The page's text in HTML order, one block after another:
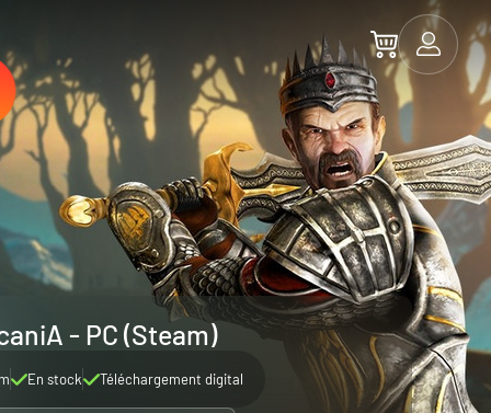
- PC (Steam)
En stock Téléchargement digital